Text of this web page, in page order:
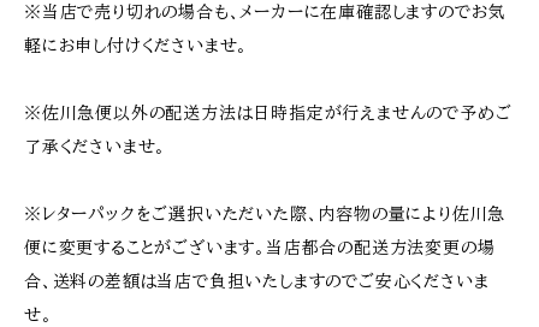
※当店で売り切れの場合も、メーカーに在庫確認しますのでお気
軽にお申し付けくださいませ。
※佐川急便以外の配送方法は日時指定が行えませんので予めご
了承くださいませ。
※レターパックをご選択いただいた際、内容物の量により佐川急
便に変更することがございます。当店都合の配送方法変更の場
合、送料の差額は当店で負担いたしますのでご安心くださいま
せ。